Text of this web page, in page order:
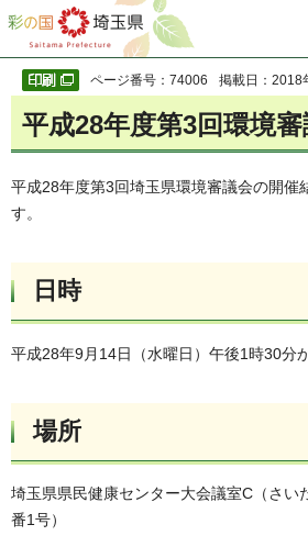
彩の国 埼玉県
ページ番号：74006 掲載日：2018
平成28年度第3回環境
平成28年度第3回埼玉県環境審議会の開催
す。
日時
平成28年9月14日（水曜日）午後1時30分
場所
埼玉県県民健康センター大会議室C（さい
番1号）